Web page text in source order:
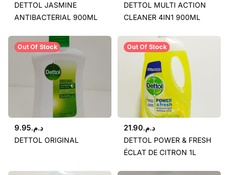
DETTOL JASMINE
ANTIBACTERIAL 900ML
DETTOL MULTI ACTION
CLEANER 4IN1 900ML
Out Of Stock
د.م.9.95
DETTOL ORIGINAL
Out Of Stock
د.م.21.90
DETTOL POWER & FRESH
ÉCLAT DE CITRON 1L